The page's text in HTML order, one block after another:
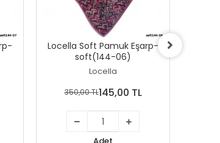
Locella Soft Pamuk Eşarp-
soft(144-06)
Locella
350,00 TL145,00 TL